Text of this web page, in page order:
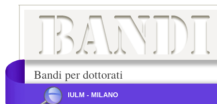
Bandi per dottorati
IULM - MILANO